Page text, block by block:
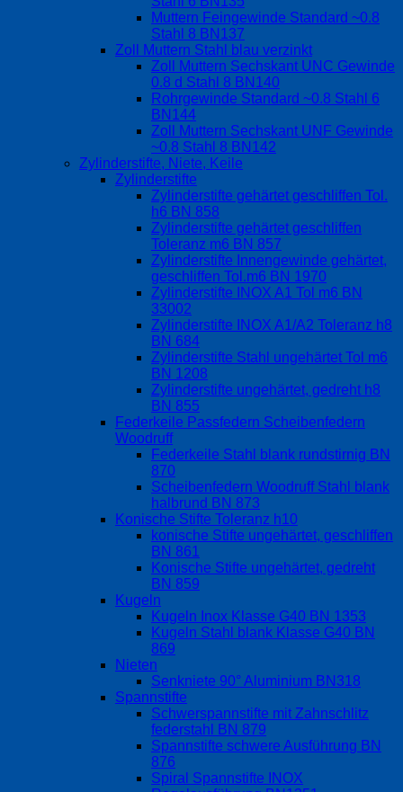
Muttern Feingewinde Standard ~0.8
Stahl 8 BN137
Zoll Muttern Stahl blau verzinkt
Zoll Muttern Sechskant UNC Gewinde
0.8 d Stahl 8 BN140
Rohrgewinde Standard ~0.8 Stahl 6
BN144
Zoll Muttern Sechskant UNF Gewinde
~0.8 Stahl 8 BN142
Zylinderstifte, Niete, Keile
Zylinderstifte
Zylinderstifte gehärtet geschliffen Tol.
h6 BN 858
Zylinderstifte gehärtet geschliffen
Toleranz m6 BN 857
Zylinderstifte Innengewinde gehärtet,
geschliffen Tol.m6 BN 1970
Zylinderstifte INOX A1 Tol m6 BN
33002
Zylinderstifte INOX A1/A2 Toleranz h8
BN 684
Zylinderstifte Stahl ungehärtet Tol m6
BN 1208
Zylinderstifte ungehärtet, gedreht h8
BN 855
Federkeile Passfedern Scheibenfedern
Woodruff
Federkeile Stahl blank rundstirnig BN
870
Scheibenfedern Woodruff Stahl blank
halbrund BN 873
Konische Stifte Toleranz h10
konische Stifte ungehärtet, geschliffen
BN 861
Konische Stifte ungehärtet, gedreht
BN 859
Kugeln
Kugeln Inox Klasse G40 BN 1353
Kugeln Stahl blank Klasse G40 BN
869
Nieten
Senkniete 90° Aluminium BN318
Spannstifte
Schwerspannstifte mit Zahnschlitz
federstahl BN 879
Spannstifte schwere Ausführung BN
876
Spiral Spannstifte INOX